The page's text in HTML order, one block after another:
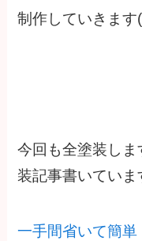
制作していきます
今回も全塗装し
装記事書いていま
一手間省いて簡